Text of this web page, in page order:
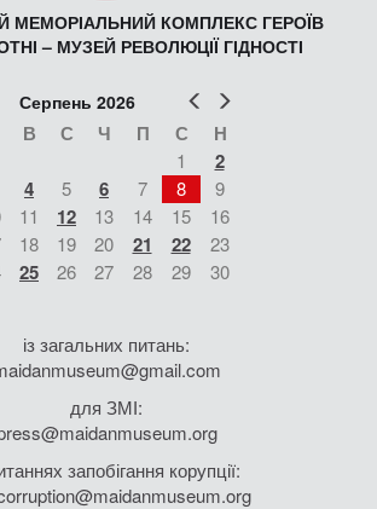
МЕМОРІАЛЬНИЙ КОМПЛЕКС ГЕРОЇВ
– МУЗЕЙ РЕВОЛЮЦІЇ ГІДНОСТІ
Попер
Серпень 2026
В С Ч П С Н
1 2
4 5 6 7 8
9
11 12 13 14 15
16
18 19 20 21 22
23
25 26 27 28 29
30
із загальних питань:
для ЗМІ:
запобігання корупції: